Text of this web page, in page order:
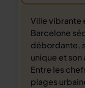
Ville vibrante
Barcelone
débordante,
unique et
Entre les
plages